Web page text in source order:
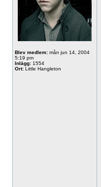
Blev medlem: mån jun 14, 2004
5:19 pm
Inlägg: 1554
Ort: Little Hangleton